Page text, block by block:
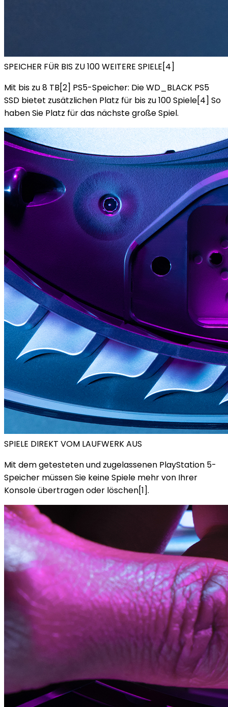
SPEICHER FÜR BIS ZU 100 WEITERE SPIELE[4]
Mit bis zu 8 TB[2] PS5-Speicher: Die WD_BLACK PS5
SSD bietet zusätzlichen Platz für bis zu 100 Spiele[4] So
haben Sie Platz für das nächste große Spiel.
SPIELE DIREKT VOM LAUFWERK AUS
Mit dem getesteten und zugelassenen PlayStation 5-
Speicher müssen Sie keine Spiele mehr von Ihrer
Konsole übertragen oder löschen[1].